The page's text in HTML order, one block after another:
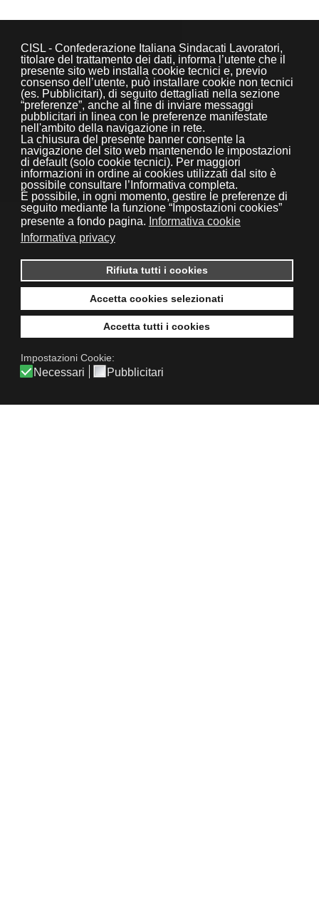
CISL - Confederazione Italiana Sindacati Lavoratori,
titolare del trattamento dei dati, informa l’utente che il
presente sito web installa cookie tecnici e, previo
consenso dell’utente, può installare cookie non tecnici
(es. Pubblicitari), di seguito dettagliati nella sezione
“preferenze”, anche al fine di inviare messaggi
pubblicitari in linea con le preferenze manifestate
nell'ambito della navigazione in rete.
La chiusura del presente banner consente la
navigazione del sito web mantenendo le impostazioni
di default (solo cookie tecnici). Per maggiori
informazioni in ordine ai cookies utilizzati dal sito è
possibile consultare l’Informativa completa.
È possibile, in ogni momento, gestire le preferenze di
seguito mediante la funzione “Impostazioni cookies”
presente a fondo pagina. Informativa cookie
Informativa privacy
Rifiuta tutti i cookies
Accetta cookies selezionati
Accetta tutti i cookies
Impostazioni Cookie:
Necessari Pubblicitari